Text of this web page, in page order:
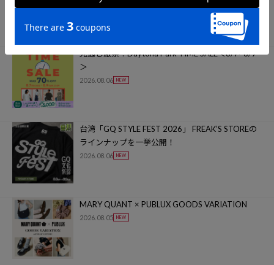
2026.08.07
見逃し厳禁！Daytona Park TIME SALE＜8/7~8/9
＞
2026.08.06
台湾「GQ STYLE FEST 2026」 FREAK’S STOREの
ラインナップを一挙公開！
2026.08.06
MARY QUANT × PUBLUX GOODS VARIATION
2026.08.05